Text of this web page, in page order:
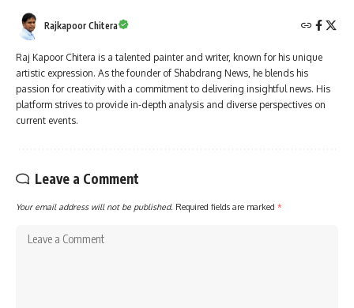
Rajkapoor Chitera
Raj Kapoor Chitera is a talented painter and writer, known for his unique
artistic expression. As the founder of Shabdrang News, he blends his
passion for creativity with a commitment to delivering insightful news. His
platform strives to provide in-depth analysis and diverse perspectives on
current events.
Leave a Comment
Your email address will not be published. Required fields are marked *